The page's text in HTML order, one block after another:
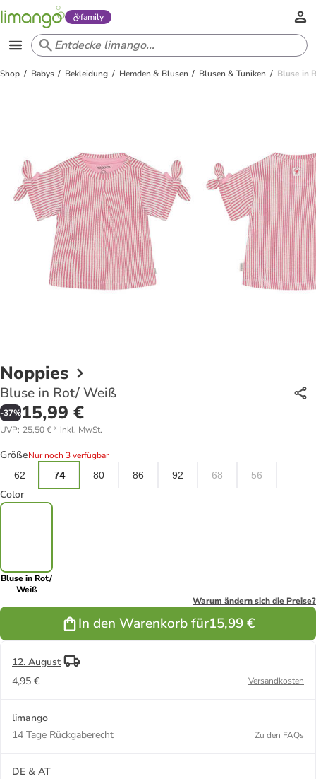
family
Shop Babys Bekleidung Hemden & Blusen Blusen & Tuniken Bluse in
Noppies
Bluse in Rot/ Weiß
-37%15,99 €
UVP: 25,50 €* inkl. MwSt.
GrößeNur noch 3 verfügbar
62
74 80 86 92 68 56
Color
Bluse in Rot/
Weiß
Warum ändern sich die Preise?
In den Warenkorb für15,99 €
12. August
4,95 €
Versandkosten
limango
14 Tage Rückgaberecht
Zu den FAQs
DE & AT